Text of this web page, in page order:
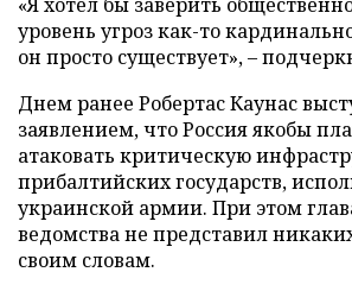
уровень угроз как-то
он просто существует», –
Днем ранее Робертас Каунас
заявлением, что Россия якобы
атаковать критическую
прибалтийских государств,
украинской армии. При этом
ведомства не представил
своим словам.